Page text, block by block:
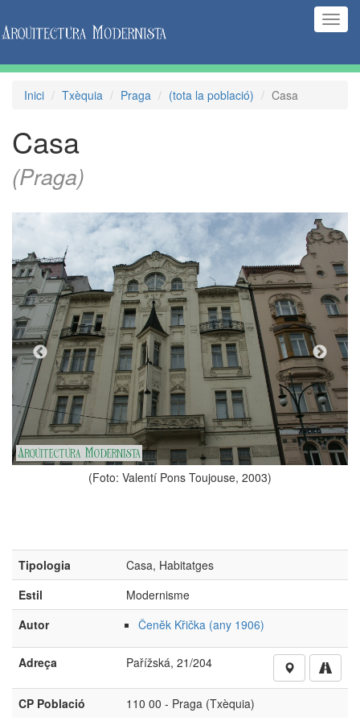
Inici Txèquia Praga (tota la població) Casa
Casa
(Praga)
(Foto: Valentí Pons Toujouse, 2003)
Tipologia
Casa, Habitatges
Estil
Modernisme
Autor
Čenĕk Křička (any 1906)
Adreça Pařížská, 21/204
CP Població 110 00 - Praga (Txèquia)